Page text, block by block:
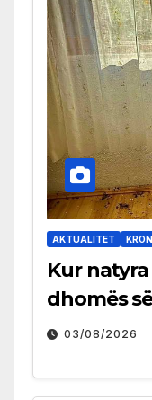
AKTUALITET
Kur
dhomës
03/08/2026